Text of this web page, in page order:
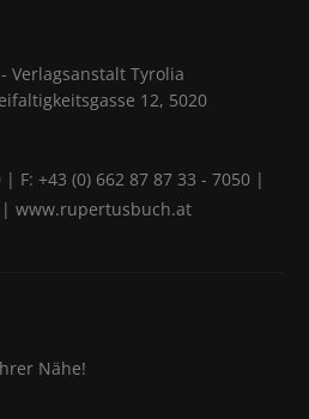
Verlagsanstalt Tyrolia
12, 5020
| F: +43 (0) 662 87 87 33 - 7050 |
|www.rupertusbuch.at
Nähe!